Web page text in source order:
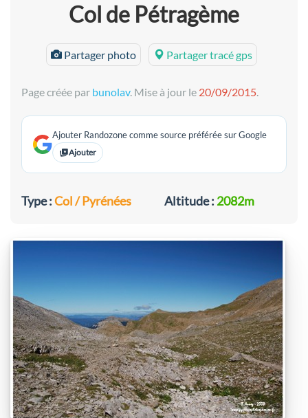
Col de Pétragème
Partager photo Partager tracé gps
Page créée par bunolav. Mise à jour le 20/09/2015.
Ajouter Randozone comme source préférée sur Google
Ajouter
Type :Col / Pyrénées Altitude : 2082m